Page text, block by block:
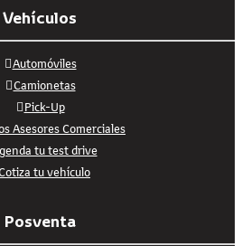
Vehículos
Automóviles
Camionetas
Pick-Up
Asesores Comerciales
tu test drive
tu vehículo
Posventa